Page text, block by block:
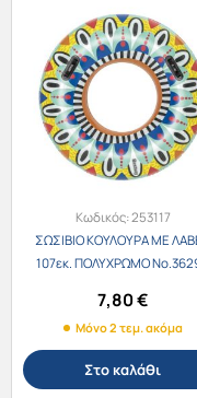
Κωδικός:253117
ΣΩΣΙΒΙΟ ΚΟΥΛΟΥΡΑ ΜΕ
107εκ. ΠΟΛΥΧΡΩΜΟ
7,80€
Μόνο 2 τεμ. ακόμα
Στο καλάθι